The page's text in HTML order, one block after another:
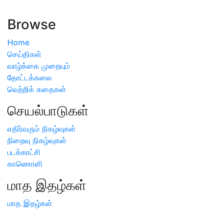
Browse
Home
செய்திகள்
வாழ்க்கை முறையும்
தோட்டக்கலை
வெற்றிக் கதைகள்
செயல்பாடுகள்
எதிர்வரும் நிகழ்வுகள்
நிறைவு நிகழ்வுகள்
படக்காட்சி
காணொளி
மாத இதழ்கள்
மாத இதழ்கள்